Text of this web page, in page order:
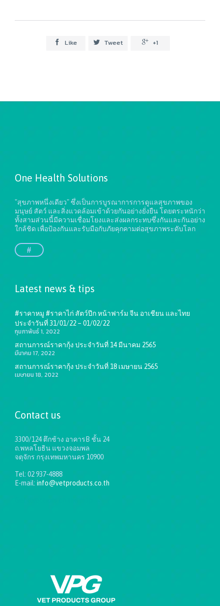
 Like  Tweet  +1
One Health Solutions
"สุขภาพหนึ่งเดียว" ซึ่งเป็นการบูรณาการการดูแลสุขภาพของ
มนุษย์ สัตว์ และสิ่งแวดล้อมเข้าด้วยกันอย่างยั่งยืนโดยตระหนักว่า
ทั้งสามส่วนนี้มีความเชื่อมโยงและส่งผลกระทบซึ่งกันและกันอย่าง
ใกล้ชิด เพื่อป้องกันและรับมือกับภัยคุกคามต่อสุขภาพระดับโลก
#
Latest news & tips
#ราคาหมู #ราคาไก่ สัตว์ปีก หน้าฟาร์ม จีน อาเชียน และไทย
ประจำวันที่ 31/01/22 – 01/02/22
กุมภาพันธ์ 1, 2022
สถานการณ์ราคากุ้ง ประจำวันที่ 14 มีนาคม 2565
มีนาคม 17, 2022
สถานการณ์ราคากุ้ง ประจำวันที่ 18 เมษายน 2565
เมษายน 18, 2022
Contact us
3300/124 ตึกช้าง อาคารB ชั้น 24
ถ.พหลโยธิน แขวงจอมพล
จตุจักร กรุงเทพมหานคร 10900
Tel: 02 937-4888
E-mail: info@vetproducts.co.th